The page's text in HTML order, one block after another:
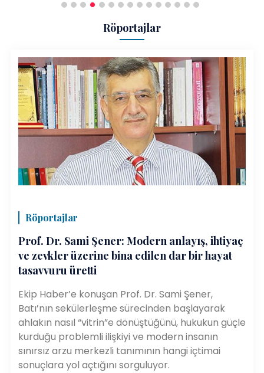
Röportajlar
Röportajlar
Prof. Dr. Sami Şener: Modern anlayış, ihtiyaç
ve zevkler üzerine bina edilen dar bir hayat
tasavvuru üretti
Ekip Haber’e konuşan Prof. Dr. Sami Şener,
Batı’nın sekülerleşme sürecinden başlayarak
ahlakın nasıl “vitrin”e dönüştüğünü, hukukun güçle
kurduğu problemli ilişkiyi ve modern insanın
sınırsız arzu merkezli tanımının hangi içtimai
sonuçlara yol açtığını sorguluyor.